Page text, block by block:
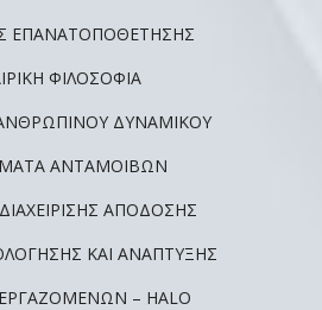
ΕΠΑΝΑΤΟΠΟΘΈΤΗΣΗΣ
ΦΙΛΟΣΟΦΊΑ
ΑΝΘΡΏΠΙΝΟΥ ΔΥΝΑΜΙΚΟΎ
ΑΝΤΑΜΟΙΒΏΝ
ΑΠΌΔΟΣΗΣ
ΚΑΙ ΑΝΆΠΤΥΞΗΣ
– HALO